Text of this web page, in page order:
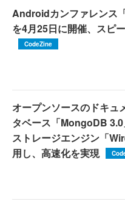
Androidカンファレンス
を4月25日に開催、スピ
CodeZine
オープンソースのドキュ
タベース「MongoDB 3.0
ストレージエンジン「
用し、高速化を実現